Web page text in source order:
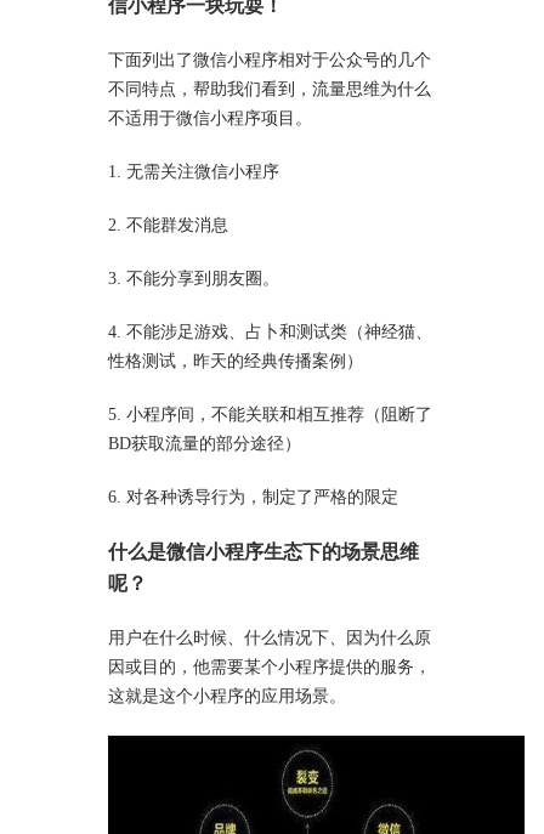
信小程序一块玩耍！
下面列出了微信小程序相对于公众号的几个
不同特点，帮助我们看到，流量思维为什么
不适用于微信小程序项目。
1. 无需关注微信小程序
2. 不能群发消息
3. 不能分享到朋友圈。
4. 不能涉足游戏、占卜和测试类（神经猫、
性格测试，昨天的经典传播案例）
5. 小程序间，不能关联和相互推荐（阻断了
BD获取流量的部分途径）
6. 对各种诱导行为，制定了严格的限定
什么是微信小程序生态下的场景思维
呢？
用户在什么时候、什么情况下、因为什么原
因或目的，他需要某个小程序提供的服务，
这就是这个小程序的应用场景。